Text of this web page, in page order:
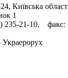
Київська
1
235-21-10, факс: